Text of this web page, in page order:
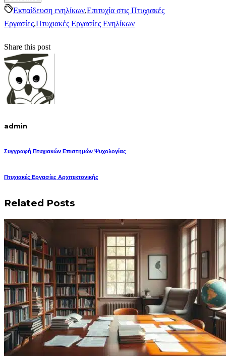
Εκπαίδευση ενηλίκων,Επιτυχία στις Πτυχιακές
Εργασίες,Πτυχιακές Εργασίες Ενηλίκων
Share this post
admin
Συγγραφή Πτυχιακών Επιστημών Ψυχολογίας
Πτυχιακές Εργασίες Αρχιτεκτονικής
Related Posts